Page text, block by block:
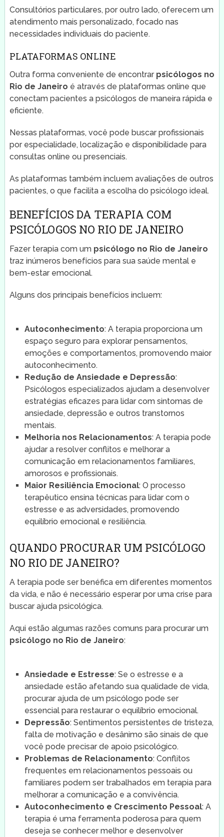
Consultórios particulares, por outro lado, oferecem um
atendimento mais personalizado, focado nas
necessidades individuais do paciente.
PLATAFORMAS ONLINE
Outra forma conveniente de encontrar psicólogos no
Rio de Janeiro é através de plataformas online que
conectam pacientes a psicólogos de maneira rápida e
eficiente.
Nessas plataformas, você pode buscar profissionais
por especialidade, localização e disponibilidade para
consultas online ou presenciais.
As plataformas também incluem avaliações de outros
pacientes, o que facilita a escolha do psicólogo ideal.
BENEFÍCIOS DA TERAPIA COM
PSICÓLOGOS NO RIO DE JANEIRO
Fazer terapia com um psicólogo no Rio de Janeiro
traz inúmeros benefícios para sua saúde mental e
bem-estar emocional.
Alguns dos principais benefícios incluem:
Autoconhecimento: A terapia proporciona um
espaço seguro para explorar pensamentos,
emoções e comportamentos, promovendo maior
autoconhecimento.
Redução de Ansiedade e Depressão:
Psicólogos especializados ajudam a desenvolver
estratégias eficazes para lidar com sintomas de
ansiedade, depressão e outros transtornos
mentais.
Melhoria nos Relacionamentos: A terapia pode
ajudar a resolver conflitos e melhorar a
comunicação em relacionamentos familiares,
amorosos e profissionais.
Maior Resiliência Emocional: O processo
terapêutico ensina técnicas para lidar com o
estresse e as adversidades, promovendo
equilíbrio emocional e resiliência.
QUANDO PROCURAR UM PSICÓLOGO
NO RIO DE JANEIRO?
A terapia pode ser benéfica em diferentes momentos
da vida, e não é necessário esperar por uma crise para
buscar ajuda psicológica.
Aqui estão algumas razões comuns para procurar um
psicólogo no Rio de Janeiro:
Ansiedade e Estresse: Se o estresse e a
ansiedade estão afetando sua qualidade de vida,
procurar ajuda de um psicólogo pode ser
essencial para restaurar o equilíbrio emocional.
Depressão: Sentimentos persistentes de tristeza,
falta de motivação e desânimo são sinais de que
você pode precisar de apoio psicológico.
Problemas de Relacionamento: Conflitos
frequentes em relacionamentos pessoais ou
familiares podem ser trabalhados em terapia para
melhorar a comunicação e a convivência.
Autoconhecimento e Crescimento Pessoal: A
terapia é uma ferramenta poderosa para quem
deseja se conhecer melhor e desenvolver